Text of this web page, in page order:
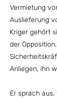
Vermietung
Auslieferung
Kriger gehört
der
Anliegen, ihn
Er sprach